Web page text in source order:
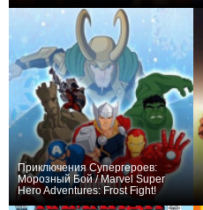
Приключения Супергероев:
Морозный Бой / Marvel Super
Hero Adventures: Frost Fight!